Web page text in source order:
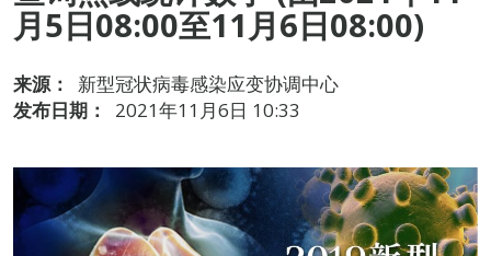
月5日08:00至11月6日08:00)
来源：
新型冠状病毒感染应变协调中心
发布日期：
2021年11月6日 10:33